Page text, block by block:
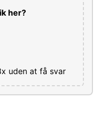
her?
uden at få svar